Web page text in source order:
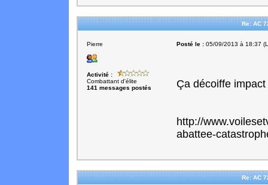
Re: AC
Pierre
Activité :
Combattant d'élite
141 messages postés
Posté le : 05/09/2013 à 18:37
Ça décoiffe
http://
abattee-
Re: AC